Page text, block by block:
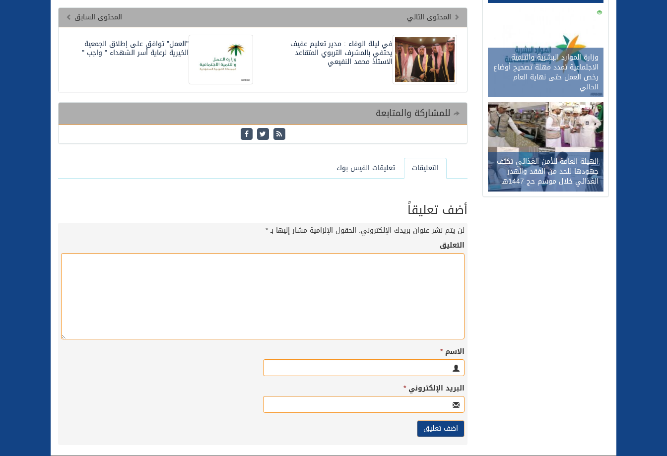
128
وزارة الموارد البشرية والتنمية
الاجتماعية تمدد مهلة تصحيح أوضاع
رخص العمل حتى نهاية العام
الحالي
109
0
الهيئة العامة للأمن الغذائي تكثف
جهودها للحد من الفقد والهدر
الغذائي خلال موسم حج 1447هـ
المحتوى السابق
المحتوى التالي
"العمل" توافق على إطلاق الجمعية
الخيرية لرعاية أسر الشهداء " واجب "
في ليلة الوفاء : مدير تعليم عفيف
يحتفي بالمشرف التربوي المتقاعد
الاستاذ محمد النفيعي
للمشاركة والمتابعة
التعليقات تعليقات الفيس بوك
أضف تعليقاً
لن يتم نشر عنوان بريدك الإلكتروني. الحقول الإلزامية مشار إليها بـ*
التعليق
الاسم*
البريد الإلكتروني*